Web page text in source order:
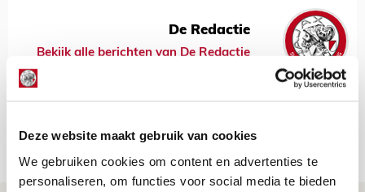
Deze website maakt gebruik van cookies
We gebruiken cookies om content en advertenties te
personaliseren, om functies voor social media te bieden
De Redactie
Bekijk alle berichten van De Redactie
Net binnen //